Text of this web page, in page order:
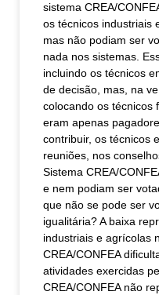
sistema CREA/
os técnicos industriais
mas não podiam ser
nada nos sistemas.
incluindo os técnicos
de decisão, mas, na
colocando os técnicos
eram apenas
contribuir, os técnicos
reuniões, nos
Sistema CREA/
e nem podiam ser
que não se pode ser
igualitária? A baixa
industriais e agrícolas
CREA/CONFEA
atividades exercidas
CREA/CONFEA não